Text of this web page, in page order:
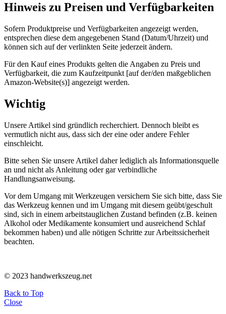
Hinweis zu Preisen und Verfügbarkeiten
Sofern Produktpreise und Verfügbarkeiten angezeigt werden,
entsprechen diese dem angegebenen Stand (Datum/Uhrzeit) und
können sich auf der verlinkten Seite jederzeit ändern.
Für den Kauf eines Produkts gelten die Angaben zu Preis und
Verfügbarkeit, die zum Kaufzeitpunkt [auf der/den maßgeblichen
Amazon-Website(s)] angezeigt werden.
Wichtig
Unsere Artikel sind gründlich recherchiert. Dennoch bleibt es
vermutlich nicht aus, dass sich der eine oder andere Fehler
einschleicht.
Bitte sehen Sie unsere Artikel daher lediglich als Informationsquelle
an und nicht als Anleitung oder gar verbindliche
Handlungsanweisung.
Vor dem Umgang mit Werkzeugen versichern Sie sich bitte, dass Sie
das Werkzeug kennen und im Umgang mit diesem geübt/geschult
sind, sich in einem arbeitstauglichen Zustand befinden (z.B. keinen
Alkohol oder Medikamente konsumiert und ausreichend Schlaf
bekommen haben) und alle nötigen Schritte zur Arbeitssicherheit
beachten.
© 2023 handwerkszeug.net
Back to Top
Close